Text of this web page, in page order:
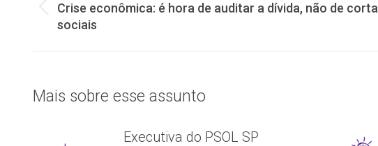
dePost
anterior:
Crise econômica: é hora de auditar a dívida, não de
sociais
Mais sobre esse assunto
Executiva do PSOL SP